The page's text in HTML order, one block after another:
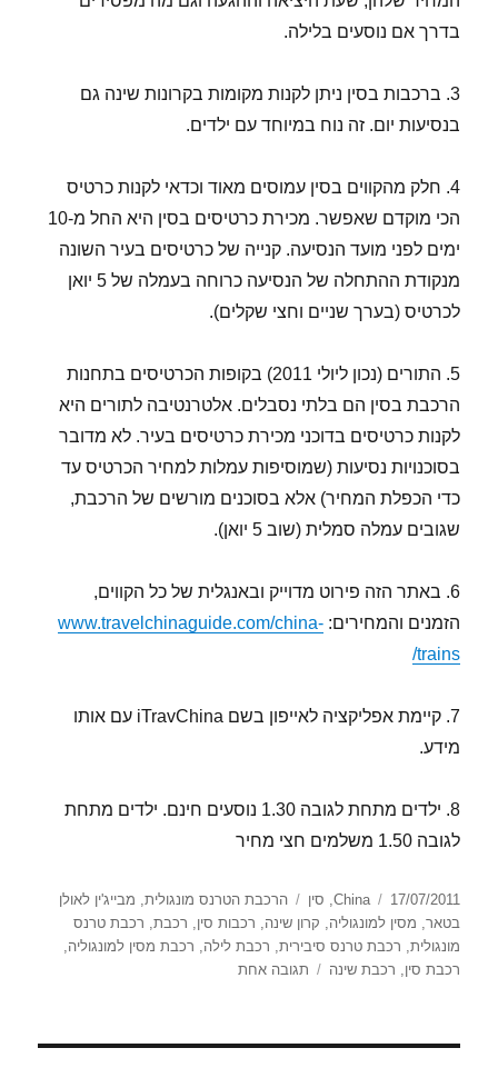
בדרך אם נוסעים בלילה.
3. ברכבות בסין ניתן לקנות מקומות בקרונות שינה גם
בנסיעות יום. זה נוח במיוחד עם ילדים.
4. חלק מהקווים בסין עמוסים מאוד וכדאי לקנות כרטיס
הכי מוקדם שאפשר. מכירת כרטיסים בסין היא החל מ-10
ימים לפני מועד הנסיעה. קנייה של כרטיסים בעיר השונה
מנקודת ההתחלה של הנסיעה כרוחה בעמלה של 5 יואן
לכרטיס (בערך שניים וחצי שקלים).
5. התורים (נכון ליולי 2011) בקופות הכרטיסים בתחנות
הרכבת בסין הם בלתי נסבלים. אלטרנטיבה לתורים היא
לקנות כרטיסים בדוכני מכירת כרטיסים בעיר. לא מדובר
בסוכנויות נסיעות (שמוסיפות עמלות למחיר הכרטיס עד
כדי הכפלת המחיר) אלא בסוכנים מורשים של הרכבת,
שגובים עמלה סמלית (שוב 5 יואן).
6. באתר הזה פירוט מדוייק ובאנגלית של כל הקווים,
הזמנים והמחירים:www.travelchinaguide.com/china-
trains/
7. קיימת אפליקציה לאייפון בשם iTravChina עם אותו
מידע.
8. ילדים מתחת לגובה 1.30 נוסעים חינם. ילדים מתחת
לגובה 1.50 משלמים חצי מחיר
פורסם
בתאריך
17/07/2011 קטגוריות
China
, סין תגיות
הרכבת הטרנס מונגולית, מבייג'ין לאולן
בטאר, מסין למונגוליה, קרון שינה, רכבות סין, רכבת, רכבת טרנס
מונגולית, רכבת טרנס סיבירית, רכבת לילה, רכבת מסין למונגוליה,
רכבת סין, רכבת שינה תגובה אחתעל